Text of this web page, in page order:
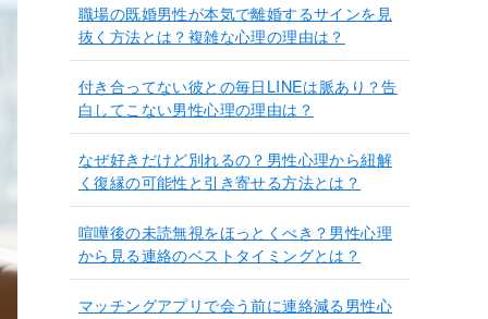
職場の既婚男性が本気で離婚するサインを見
抜く方法とは？複雑な心理の理由は？
付き合ってない彼との毎日LINEは脈あり？告
白してこない男性心理の理由は？
なぜ好きだけど別れるの？男性心理から紐解
く復縁の可能性と引き寄せる方法とは？
喧嘩後の未読無視をほっとくべき？男性心理
から見る連絡のベストタイミングとは？
マッチングアプリで会う前に連絡減る男性心